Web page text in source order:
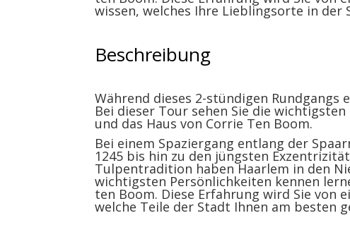
wissen, welches Ihre Lieblingsorte in der
Beschreibung
Während dieses 2-stündigen
Bei dieser Tour sehen Sie die
und das Haus von Corrie Ten Boom.
Bei einem Spaziergang entlang der
1245 bis hin zu den jüngsten
Tulpentradition haben Haarlem in den
wichtigsten Persönlichkeiten kennen
ten Boom. Diese Erfahrung wird Sie von
welche Teile der Stadt Ihnen am besten